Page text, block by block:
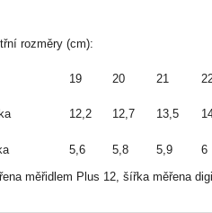
rozměry (cm):
19 20 21
12,2 12,7 13,5
5,6 5,8 5,9
6
měřidlem Plus 12, šířka měřena